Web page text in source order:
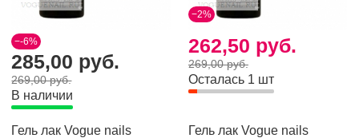
−-6%
285,00 руб.
269,00 руб.
В наличии
Гель лак Vogue nails
−2%
262,50 руб.
269,00 руб.
Осталась 1 шт
Гель лак Vogue nails